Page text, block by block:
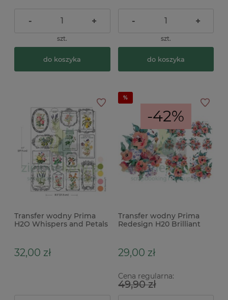
- +
szt.
do koszyka
- +
szt.
do koszyka
Transfer wodny Prima
H2O Whispers and Petals
32,00 zł
-42%
Transfer wodny Prima
Redesign H20 Brilliant
29,00 zł
Cena regularna:
49,90 zł